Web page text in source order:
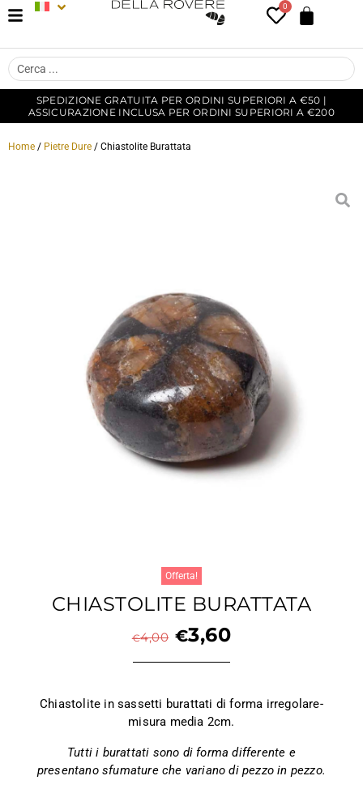
0
SPEDIZIONE GRATUITA PER ORDINI SUPERIORI A €50 |
ASSICURAZIONE INCLUSA PER ORDINI SUPERIORI A €200
Home / Pietre Dure / Chiastolite Burattata
Offerta!
CHIASTOLITE BURATTATA
€4,00 €3,60
Chiastolite in sassetti burattati di forma irregolare-
misura media 2cm.
Tutti i burattati sono di forma differente e
presentano sfumature che variano di pezzo in pezzo.